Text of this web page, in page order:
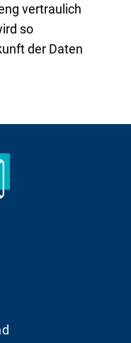
vertraulich
so
der Daten